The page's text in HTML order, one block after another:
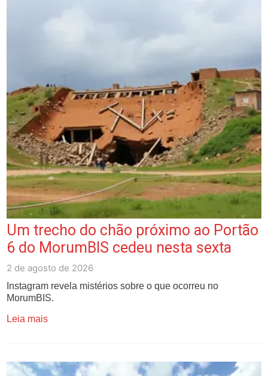
Um trecho do chão próximo ao Portão
6 do MorumBIS cedeu nesta sexta
2 de agosto de 2026
Instagram revela mistérios sobre o que ocorreu no
MorumBIS.
Leia mais